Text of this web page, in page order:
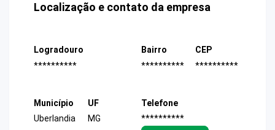
Localização e contato da empresa
Logradouro
**********
Bairro
**********
CEP
**********
Município
Uberlandia
UF
MG
Telefone
**********